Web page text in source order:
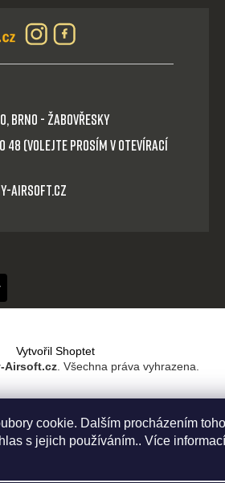
cookie. Dalším procházením
s jejich používáním.. Více informací
Brno - Žabovřesky
48 (volejte prosím v otevírací
airsoft.cz
Vytvořil Shoptet
Airsoft.cz. Všechna práva vyhrazena.